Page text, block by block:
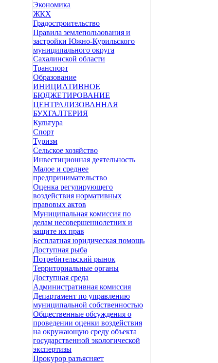
Экономика
ЖКХ
Градостроительство
Правила землепользования и
застройки Южно-Курильского
муниципального округа
Сахалинской области
Транспорт
Образование
ИНИЦИАТИВНОЕ
БЮДЖЕТИРОВАНИЕ
ЦЕНТРАЛИЗОВАННАЯ
БУХГАЛТЕРИЯ
Культура
Спорт
Туризм
Сельское хозяйство
Инвестиционная деятельность
Малое и среднее
предпринимательство
Оценка регулирующего
воздействия нормативных
правовых актов
Муниципальная комиссия по
делам несовершеннолетних и
защите их прав
Бесплатная юридическая помощь
Доступная рыба
Потребительский рынок
Территориальные органы
Доступная среда
Административная комиссия
Департамент по управлению
муниципальной собственностью
Общественные обсуждения о
проведении оценки воздействия
на окружающую среду объекта
государственной экологической
экспертизы
Прокурор разъясняет